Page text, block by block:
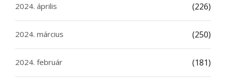
2024. április (226)
2024. március (250)
2024. február (181)